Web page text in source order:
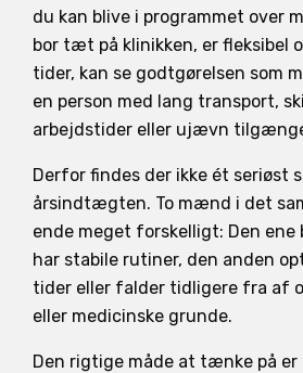
du kan blive i programmet over
bor tæt på klinikken, er fleksibel
tider, kan se godtgørelsen som
en person med lang transport,
arbejdstider eller ujævn
Derfor findes der ikke ét seriøst
årsindtægten. To mænd i det
ende meget forskelligt: Den
har stabile rutiner, den anden
tider eller falder tidligere fra af
eller medicinske grunde.
Den rigtige måde at tænke på er